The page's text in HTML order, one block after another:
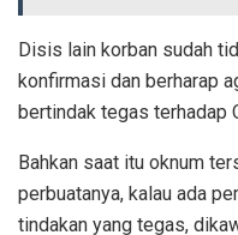
Disis lain korban sudah
konfirmasi dan berharap
bertindak tegas terhadap
Bahkan saat itu oknum
perbuatanya, kalau ada
tindakan yang tegas,